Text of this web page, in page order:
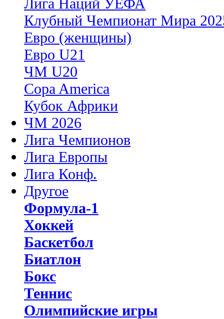
Клубный Чемпионат Мира
Евро (женщины)
Евро U21
ЧМ U20
Copa America
Кубок Африки
ЧМ 2026
Лига Чемпионов
Лига Европы
Лига Конф.
Другое
Формула-1
Хоккей
Баскетбол
Биатлон
Бокс
Теннис
Олимпийские игры